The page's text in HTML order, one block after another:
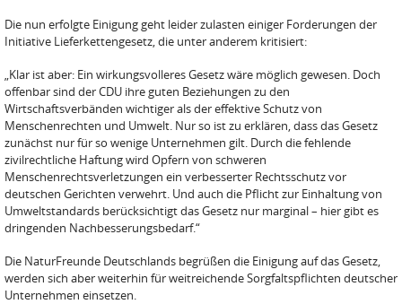
Die nun erfolgte Einigung geht leider zulasten einiger Forderungen der
Initiative Lieferkettengesetz, die unter anderem kritisiert:
„Klar ist aber: Ein wirkungsvolleres Gesetz wäre möglich gewesen. Doch
offenbar sind der CDU ihre guten Beziehungen zu den
Wirtschaftsverbänden wichtiger als der effektive Schutz von
Menschenrechten und Umwelt. Nur so ist zu erklären, dass das Gesetz
zunächst nur für so wenige Unternehmen gilt. Durch die fehlende
zivilrechtliche Haftung wird Opfern von schweren
Menschenrechtsverletzungen ein verbesserter Rechtsschutz vor
deutschen Gerichten verwehrt. Und auch die Pflicht zur Einhaltung von
Umweltstandards berücksichtigt das Gesetz nur marginal – hier gibt es
dringenden Nachbesserungsbedarf.“
Die NaturFreunde Deutschlands begrüßen die Einigung auf das Gesetz,
werden sich aber weiterhin für weitreichende Sorgfaltspflichten deutscher
Unternehmen einsetzen.